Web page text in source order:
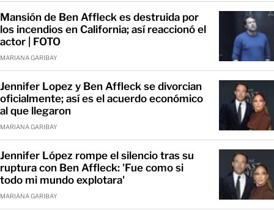
Mansión de Ben Affleck es destruida por
los incendios en California; así reaccionó el
actor | FOTO
MARIANA GARIBAY
Jennifer Lopez y Ben Affleck se divorcian
oficialmente; así es el acuerdo económico
al que llegaron
MARIANA GARIBAY
Jennifer López rompe el silencio tras su
ruptura con Ben Affleck: 'Fue como si
todo mi mundo explotara'
MARIANA GARIBAY